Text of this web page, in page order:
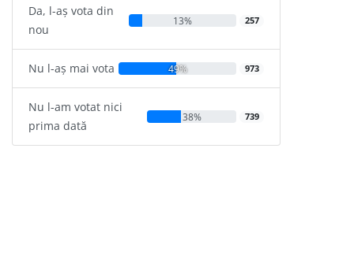
Da, l-aș vota din
nou
13% 257
Nu l-aș mai vota 49% 973
Nu l-am votat nici
prima dată
38% 739